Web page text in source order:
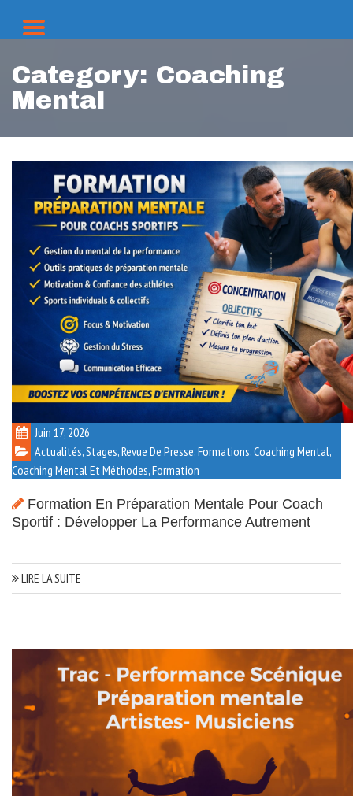
Category: Coaching
Mental
Juin 17, 2026
Actualités, Stages, Revue De Presse, Formations,Coaching Mental,
Coaching Mental Et Méthodes,Formation
Formation En Préparation Mentale Pour Coach
Sportif : Développer La Performance Autrement
LIRE LA SUITE